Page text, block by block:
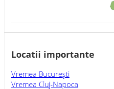
Locatii importante
Vremea Bucureşti
Vremea Cluj-Napoca